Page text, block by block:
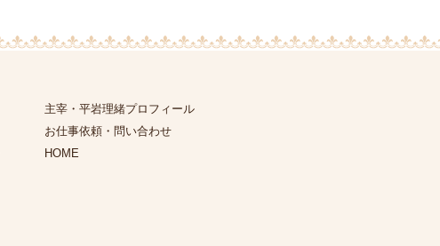
主宰・平岩理緒プロフィール
お仕事依頼・問い合わせ
HOME